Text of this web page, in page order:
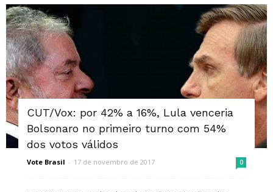
CUT/Vox: por 42% a 16%, Lula venceria
Bolsonaro no primeiro turno com 54%
dos votos válidos
Vote Brasil - 17 de novembro de 2017 0